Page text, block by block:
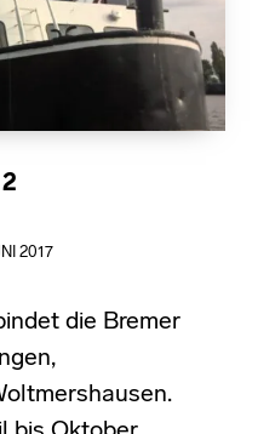
2017
die Bremer